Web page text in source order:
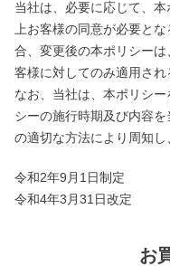
当社は、必要に応じて、
上お客様の同意が必要と
合、変更後の本ポリシー
客様に対してのみ適用され
なお、当社は、本ポリシ
シーの施行時期及び内容
の適切な方法により周知し
令和2年9月1日制定
令和4年3月31日改定
お